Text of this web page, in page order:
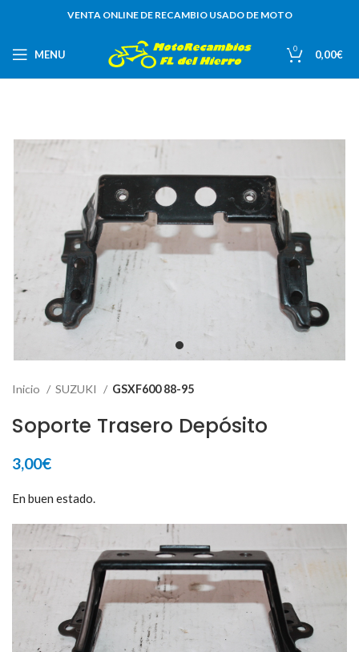
VENTA ONLINE DE RECAMBIO USADO DE MOTO
MENU 0 0,00€
Inicio SUZUKI GSXF600 88-95
Soporte Trasero Depósito
3,00€
En buen estado.